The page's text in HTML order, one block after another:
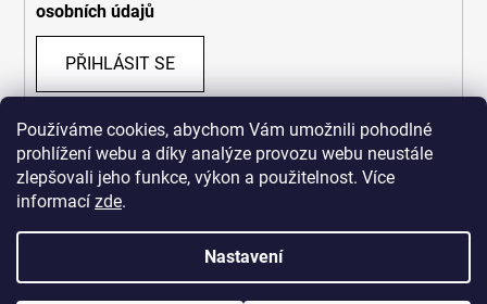
Používáme cookies, abychom Vám umožnili pohodlné
prohlížení webu a díky analýze provozu webu neustále
zlepšovali jeho funkce, výkon a použitelnost. Více
informací zde.
Nastavení
osobních údajů
PŘIHLÁSIT SE